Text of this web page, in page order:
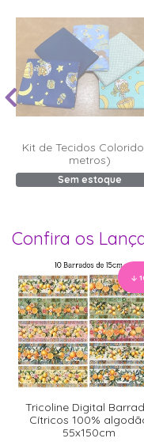
Kit de Tecidos
metros)
Sem estoque
Confira os
Tricoline Digital
Cítricos 100%
55x150cm